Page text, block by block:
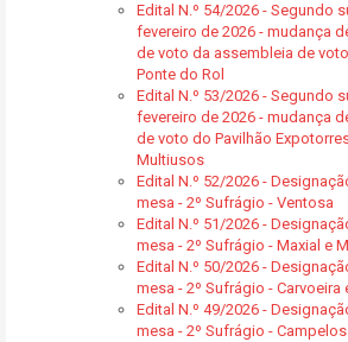
Edital N.º 54/2026 - Segundo
fevereiro de 2026 - mudança
de voto da assembleia de
Ponte do Rol
Edital N.º 53/2026 - Segundo
fevereiro de 2026 - mudança
de voto do Pavilhão
Multiusos
Edital N.º 52/2026 -
mesa - 2º Sufrágio - Ventosa
Edital N.º 51/2026 -
mesa - 2º Sufrágio - Maxial e
Edital N.º 50/2026 -
mesa - 2º Sufrágio - Carvoeira
Edital N.º 49/2026 -
mesa - 2º Sufrágio -